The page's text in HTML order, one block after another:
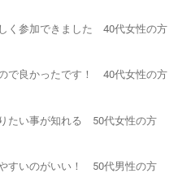
く参加できました 40代女性の方
で良かったです！ 40代女性の方
たい事が知れる 50代女性の方
すいのがいい！ 50代男性の方